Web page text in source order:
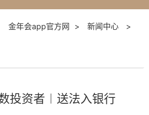
金年会app官方网 > 新闻中心 >
投资者︱送法入银行